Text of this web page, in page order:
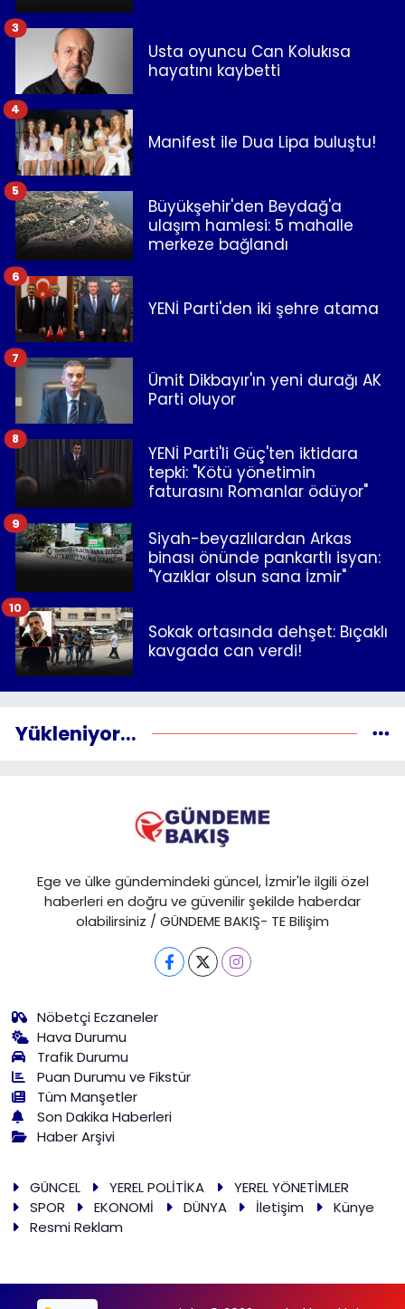
Usta oyuncu Can Kolukısa
hayatını kaybetti
3
Manifest ile Dua Lipa buluştu!
4
Büyükşehir'den Beydağ'a
ulaşım hamlesi: 5 mahalle
merkeze bağlandı
5
YENİ Parti'den iki şehre atama
6
Ümit Dikbayır'ın yeni durağı AK
Parti oluyor
7
YENİ Parti'li Güç'ten iktidara
tepki: "Kötü yönetimin
faturasını Romanlar ödüyor"
8
Siyah-beyazlılardan Arkas
binası önünde pankartlı isyan:
"Yazıklar olsun sana İzmir"
9
Sokak ortasında dehşet: Bıçaklı
kavgada can verdi!
10
Yükleniyor...
Ege ve ülke gündemindeki güncel, İzmir'le ilgili özel
haberleri en doğru ve güvenilir şekilde haberdar
olabilirsiniz / GÜNDEME BAKIŞ- TE Bilişim
Nöbetçi Eczaneler
Hava Durumu
Trafik Durumu
Puan Durumu ve Fikstür
Tüm Manşetler
Son Dakika Haberleri
Haber Arşivi
GÜNCEL YEREL POLİTİKA
YEREL YÖNETİMLER
SPOR
EKONOMİ DÜNYA İletişim
Künye
Resmi Reklam